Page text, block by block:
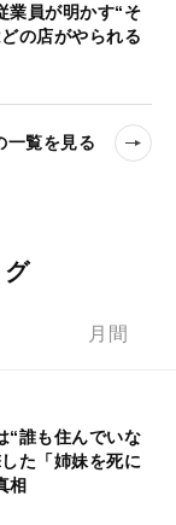
業員が明かす“そ
の店がやられる
一覧を見る
月間
“誰も住んでいな
た「姉妹を死に
相